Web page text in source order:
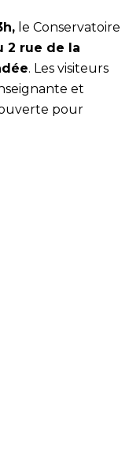
le Conservatoire
2 rue de la
. Les visiteurs
et
pour